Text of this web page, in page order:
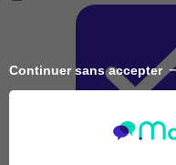
Continuer sans accepter